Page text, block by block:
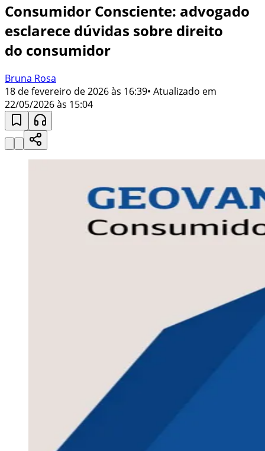
Consumidor Consciente: advogado
esclarece dúvidas sobre direito
do consumidor
Bruna Rosa
18 de fevereiro de 2026 às 16:39• Atualizado em
22/05/2026 às 15:04